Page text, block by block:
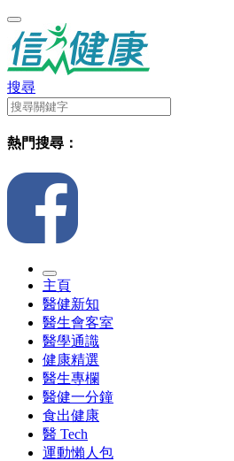
搜尋
熱門搜尋：
主頁
醫健新知
醫生會客室
醫學通識
健康精選
醫生專欄
醫健一分鐘
食出健康
醫 Tech
運動懶人包